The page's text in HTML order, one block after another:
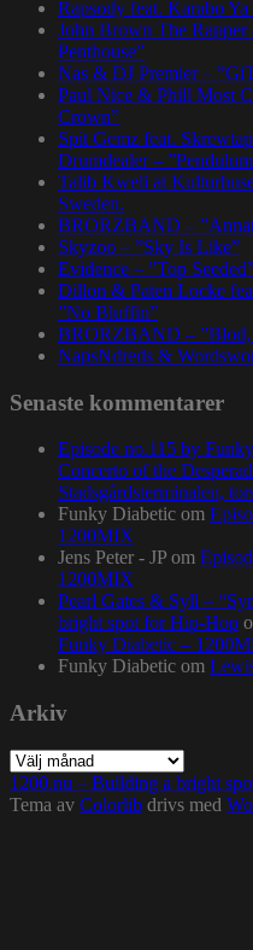
Rapsody feat. Karabo
John Brown The Rapper
Penthouse”
Nas & DJ Premier –
Paul Nice & Phill Most
Crown”
Spit Gemz feat.
Drumdealer –
Talib Kweli at
Sweden.
BRORZBAND –
Skyzoo – ”Sky Is Like”
Evidence – ”Top
Dillon & Paten Locke
”No Bluffin”
BRORZBAND – ”Blod,
NapsNdreds &
Senaste kommentarer
Episode no.115 by
Concerto of the
Stadsgårdsterminalen,
Funky Diabetic om
1200MIX
Jens Peter - JP om
1200MIX
Pearl Gates & Syll –
bright spot for Hip-Hop
Funky Diabetic –
Funky Diabetic om
Arkiv
Arkiv
1200.nu – Building a bright
Tema av Colorlib drivs med